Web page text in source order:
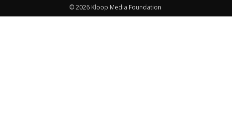
© 2026 Kloop Media Foundation